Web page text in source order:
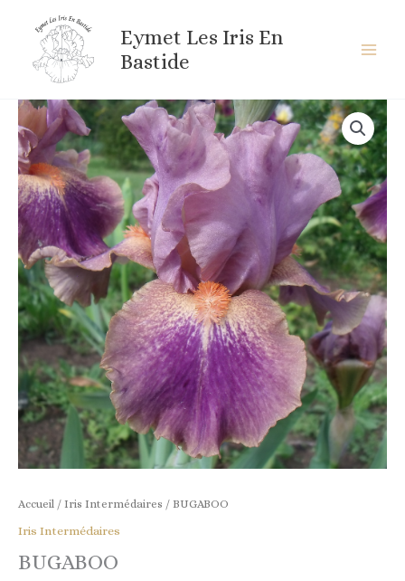
contenu
Eymet Les Iris En
Bastide
Accueil / Iris Intermédaires / BUGABOO
Iris Intermédaires
BUGABOO
quantité
de
BUGABOO